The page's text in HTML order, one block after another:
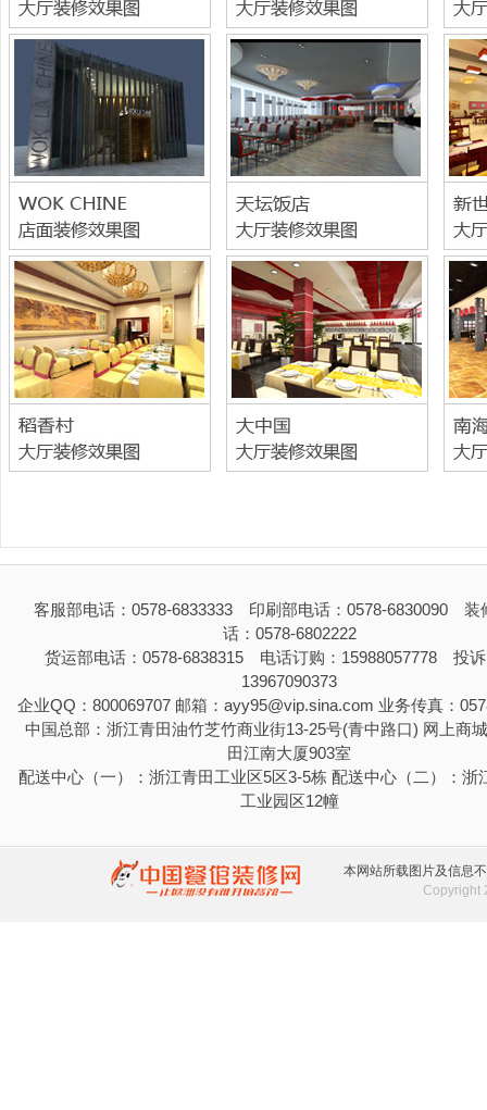
客服部电话：0578-6833333 印刷部电话：0578-6830090 装
话：0578-6802222
货运部电话：0578-6838315 电话订购：15988057778 投
13967090373
企业QQ：800069707 邮箱：ayy95@vip.sina.com 业务传真：
中国总部：浙江青田油竹芝竹商业街13-25号(青中路口) 网上商
田江南大厦903室
配送中心（一）：浙江青田工业区5区3-5栋 配送中心（二）：浙
工业园区12幢
本网站所载图片及信息
Copyright